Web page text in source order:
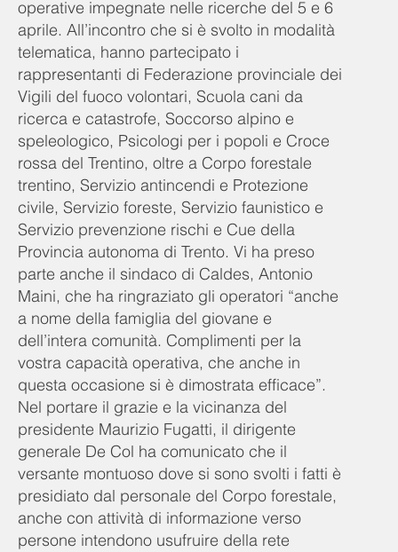
operative impegnate nelle ricerche del 5 e 6
aprile. All’incontro che si è svolto in modalità
telematica, hanno partecipato i
rappresentanti di Federazione provinciale dei
Vigili del fuoco volontari, Scuola cani da
ricerca e catastrofe, Soccorso alpino e
speleologico, Psicologi per i popoli e Croce
rossa del Trentino, oltre a Corpo forestale
trentino, Servizio antincendi e Protezione
civile, Servizio foreste, Servizio faunistico e
Servizio prevenzione rischi e Cue della
Provincia autonoma di Trento. Vi ha preso
parte anche il sindaco di Caldes, Antonio
Maini, che ha ringraziato gli operatori “anche
a nome della famiglia del giovane e
dell’intera comunità. Complimenti per la
vostra capacità operativa, che anche in
questa occasione si è dimostrata efficace”.
Nel portare il grazie e la vicinanza del
presidente Maurizio Fugatti, il dirigente
generale De Col ha comunicato che il
versante montuoso dove si sono svolti i fatti è
presidiato dal personale del Corpo forestale,
anche con attività di informazione verso
persone intendono usufruire della rete